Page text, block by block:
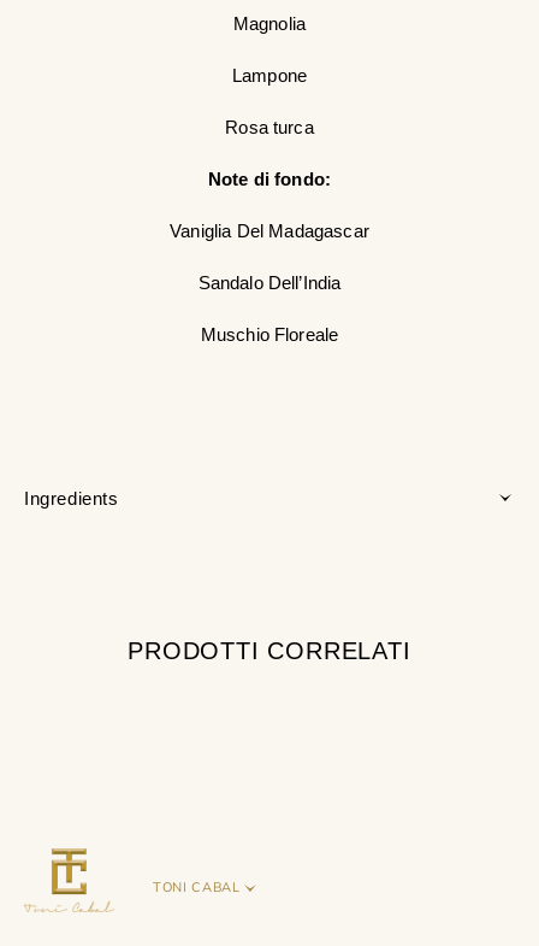
Magnolia
Lampone
Rosa turca
Note di fondo:
Vaniglia Del Madagascar
Sandalo Dell’India
Muschio Floreale
Ingredients
PRODOTTI CORRELATI
TONI CABAL